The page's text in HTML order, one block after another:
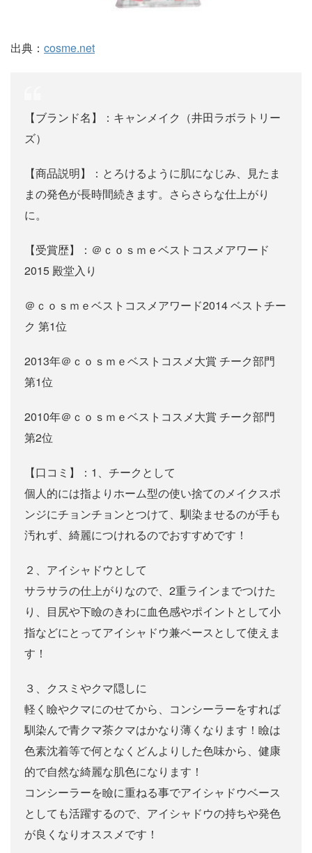
出典： cosme.net
【ブランド名】：キャンメイク（井田ラボラトリー
ズ）
【商品説明】：とろけるように肌になじみ、見たま
まの発色が長時間続きます。さらさらな仕上がり
に。
【受賞歴】：＠ｃｏｓｍｅベストコスメアワード
2015 殿堂入り
＠ｃｏｓｍｅベストコスメアワード2014 ベストチー
ク 第1位
2013年＠ｃｏｓｍｅベストコスメ大賞 チーク部門
第1位
2010年＠ｃｏｓｍｅベストコスメ大賞 チーク部門
第2位
【口コミ】：1、チークとして
個人的には指よりホーム型の使い捨てのメイクスポ
ンジにチョンチョンとつけて、馴染ませるのが手も
汚れず、綺麗につけれるのでおすすめです！
２、アイシャドウとして
サラサラの仕上がりなので、2重ラインまでつけた
り、目尻や下瞼のきわに血色感やポイントとして小
指などにとってアイシャドウ兼ベースとして使えま
す！
３、クスミやクマ隠しに
軽く瞼やクマにのせてから、コンシーラーをすれば
馴染んで青クマ茶クマはかなり薄くなります！瞼は
色素沈着等で何となくどんよりした色味から、健康
的で自然な綺麗な肌色になります！
コンシーラーを瞼に重ねる事でアイシャドウベース
としても活躍するので、アイシャドウの持ちや発色
が良くなりオススメです！